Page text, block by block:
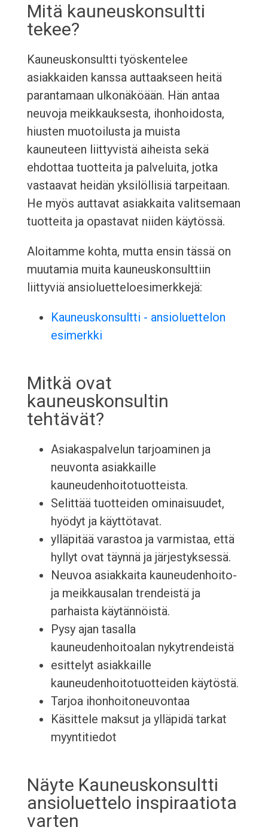
Mitä kauneuskonsultti
tekee?
Kauneuskonsultti työskentelee
asiakkaiden kanssa auttaakseen heitä
parantamaan ulkonäköään. Hän antaa
neuvoja meikkauksesta, ihonhoidosta,
hiusten muotoilusta ja muista
kauneuteen liittyvistä aiheista sekä
ehdottaa tuotteita ja palveluita, jotka
vastaavat heidän yksilöllisiä tarpeitaan.
He myös auttavat asiakkaita valitsemaan
tuotteita ja opastavat niiden käytössä.
Aloitamme kohta, mutta ensin tässä on
muutamia muita kauneuskonsulttiin
liittyviä ansioluetteloesimerkkejä:
Kauneuskonsultti - ansioluettelon
esimerkki
Mitkä ovat
kauneuskonsultin
tehtävät?
Asiakaspalvelun tarjoaminen ja
neuvonta asiakkaille
kauneudenhoitotuotteista.
Selittää tuotteiden ominaisuudet,
hyödyt ja käyttötavat.
ylläpitää varastoa ja varmistaa, että
hyllyt ovat täynnä ja järjestyksessä.
Neuvoa asiakkaita kauneudenhoito-
ja meikkausalan trendeistä ja
parhaista käytännöistä.
Pysy ajan tasalla
kauneudenhoitoalan nykytrendeistä
esittelyt asiakkaille
kauneudenhoitotuotteiden käytöstä.
Tarjoa ihonhoitoneuvontaa
Käsittele maksut ja ylläpidä tarkat
myyntitiedot
Näyte Kauneuskonsultti
ansioluettelo inspiraatiota
varten